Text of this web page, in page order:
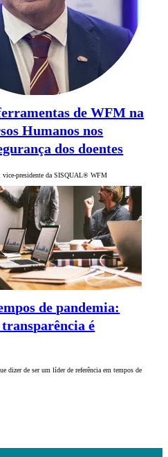
de WFM na
Humanos nos
dos doentes
vice-presidente da SISQUAL® WFM
de pandemia:
é
dizer de ser um líder de referência em tempos de